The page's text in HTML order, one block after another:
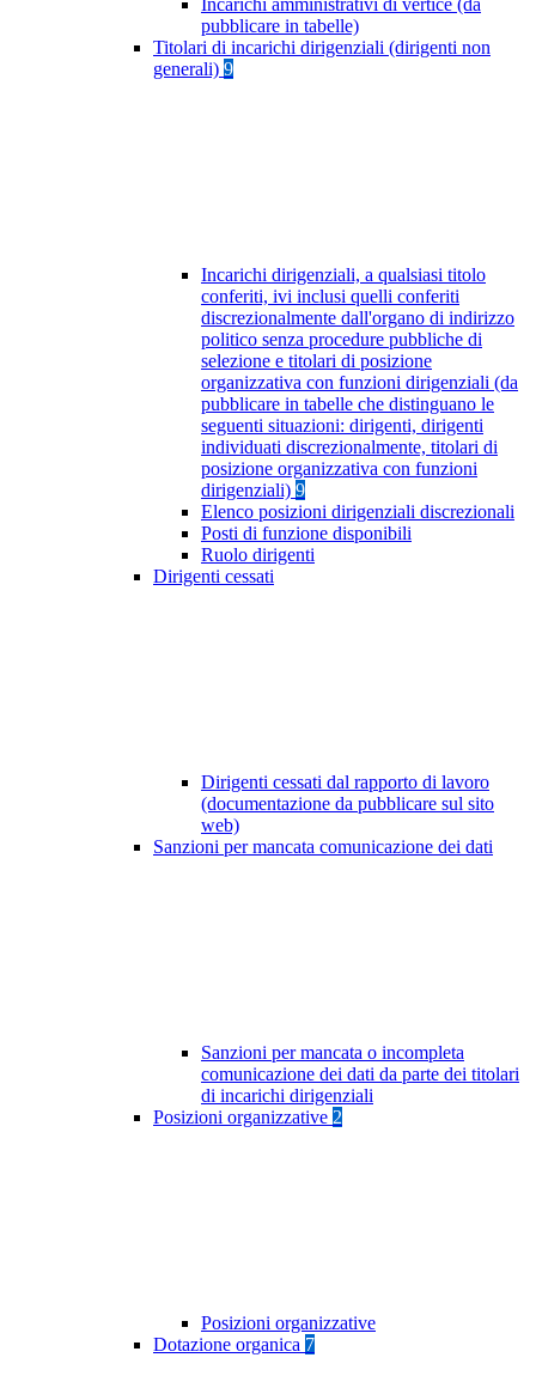
Incarichi amministrativi di vertice (da
pubblicare in tabelle)
Titolari di incarichi dirigenziali (dirigenti non
generali) 9
Incarichi dirigenziali, a qualsiasi titolo
conferiti, ivi inclusi quelli conferiti
discrezionalmente dall'organo di indirizzo
politico senza procedure pubbliche di
selezione e titolari di posizione
organizzativa con funzioni dirigenziali (da
pubblicare in tabelle che distinguano le
seguenti situazioni: dirigenti, dirigenti
individuati discrezionalmente, titolari di
posizione organizzativa con funzioni
dirigenziali) 9
Elenco posizioni dirigenziali discrezionali
Posti di funzione disponibili
Ruolo dirigenti
Dirigenti cessati
Dirigenti cessati dal rapporto di lavoro
(documentazione da pubblicare sul sito
web)
Sanzioni per mancata comunicazione dei dati
Sanzioni per mancata o incompleta
comunicazione dei dati da parte dei titolari
di incarichi dirigenziali
Posizioni organizzative 2
Posizioni organizzative
Dotazione organica 7